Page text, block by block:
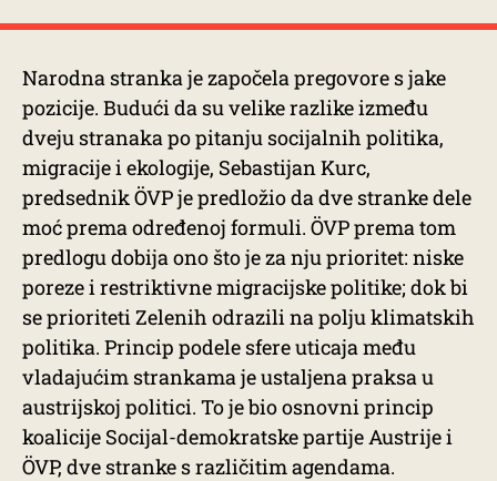
Narodna stranka je započela pregovore s jake
pozicije. Budući da su velike razlike između
dveju stranaka po pitanju socijalnih politika,
migracije i ekologije, Sebastijan Kurc,
predsednik ÖVP je predložio da dve stranke dele
moć prema određenoj formuli. ÖVP prema tom
predlogu dobija ono što je za nju prioritet: niske
poreze i restriktivne migracijske politike; dok bi
se prioriteti Zelenih odrazili na polju klimatskih
politika. Princip podele sfere uticaja među
vladajućim strankama je ustaljena praksa u
austrijskoj politici. To je bio osnovni princip
koalicije Socijal-demokratske partije Austrije i
ÖVP, dve stranke s različitim agendama.